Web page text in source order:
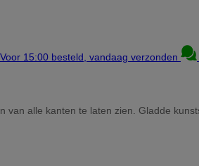
Voor 15:00 besteld, vandaag verzonden
van alle kanten te laten zien. Gladde